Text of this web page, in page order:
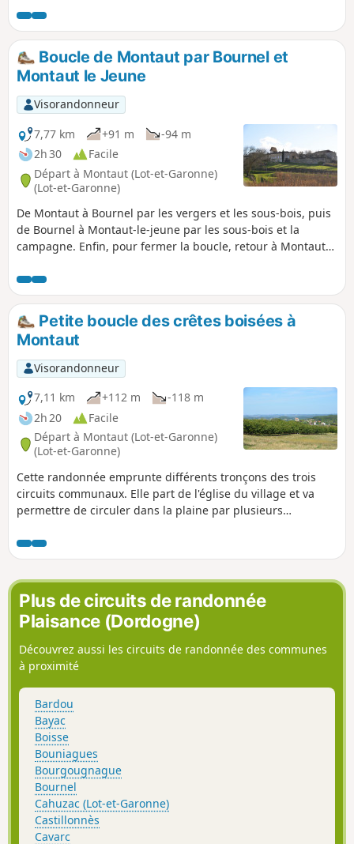
jeux pour les enfants, etc.). Le passage du gué de la
Gardonnette est un peu délicat.
Boucle de Montaut par Bournel et
Montaut le Jeune
Visorandonneur
7,77 km
+91 m
-94 m
2h 30
Facile
Départ à Montaut (Lot-et-Garonne)
(Lot-et-Garonne)
De Montaut à Bournel par les vergers et les sous-bois, puis
de Bournel à Montaut-le-jeune par les sous-bois et la
campagne. Enfin, pour fermer la boucle, retour à Montaut
Petite boucle des crêtes boisées à
Montaut
Visorandonneur
7,11 km
+112 m
-118 m
2h 20
Facile
Départ à Montaut (Lot-et-Garonne)
(Lot-et-Garonne)
Cette randonnée emprunte différents tronçons des trois
circuits communaux. Elle part de l'église du village et va
permettre de circuler dans la plaine par plusieurs
Plus de circuits de randonnée
Plaisance (Dordogne)
Découvrez aussi les circuits de randonnée des communes
à proximité
Bardou
Bayac
Boisse
Bouniagues
Bourgougnague
Bournel
Cahuzac (Lot-et-Garonne)
Castillonnès
Cavarc